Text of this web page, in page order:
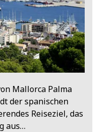
Mallorca Palma
der spanischen
Reiseziel, das
aus…